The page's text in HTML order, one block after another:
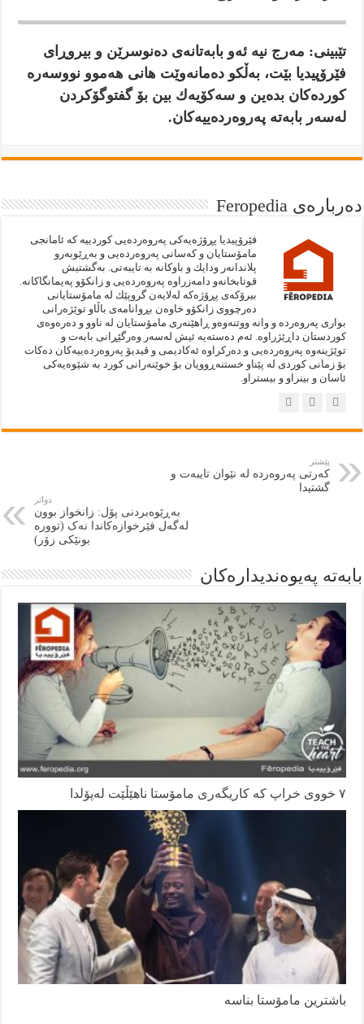
تێبينى: مه‌رج نيه‌ ئه‌و بابه‌تانه‌ى ده‌نوسرێن و بيروڕاى
فێرۆپيديا بێت، به‌ڵكو ده‌مانه‌وێت هانى هه‌موو نووسه‌ره‌
كورده‌كان بده‌ين و سه‌كۆيه‌ك بين بۆ گفتوگۆكردن
له‌سه‌ر بابه‌ته‌ په‌روه‌رده‌ييه‌كان.
دەربارەى Feropedia
فێرۆپيديا پڕۆژەيەكى په‌روه‌رده‌يى كوردييە كە ئامانجى
مامۆستايان و كەسانى پەروەردەيى و بەڕێوبەرو
پلاندانەر ودايك و باوكانە بە تايبەتى. به‌گشتيش
قوتابخانەو دامەزراوە پەروەردەيى و زانكۆو پەيمانگاكانە.
بيرۆكەى پڕۆژەكە لەلايەن گروپێك لە مامۆستايانى
دەرچووى زانكۆو خاوەن بڕوانامەى باڵاو توێژەرانى
بوارى پەروەردە و وانە ووتنەوەو ڕاهێنەرى مامۆستايان لە ناوو و دەرەوەى
كوردستان داڕێژراوە. ئەم دەستەيه‌ ئيش لەسەر وەرگێڕانى بابەت و
توێژينەوە پەروەردەيى و دەركراوە ئەكاديمى و ڤيديۆ پەروەردەييەكان دەكات
بۆ زمانى كوردى لە پێناو خستنەڕوويان بۆ خوێنەرانى كورد بە شێوەيەكى
ئاسان و بينراو و بيستراو.
پێشتر
کەرتی پەروەردە لە نێوان تایبەت و
گشتیدا
دواتر
به‌ڕێوه‌بردنى پۆل: زانخواز بوون
لەگەل فێرخوازەکاندا نەک (توورە
بونێکی زۆر)
بابەتە پەيوەنديدارەكان
٧ خووی خراپ کە کاریگەری مامۆستا ناهێڵێت لەپۆلدا
باشترین مامۆستا بناسە